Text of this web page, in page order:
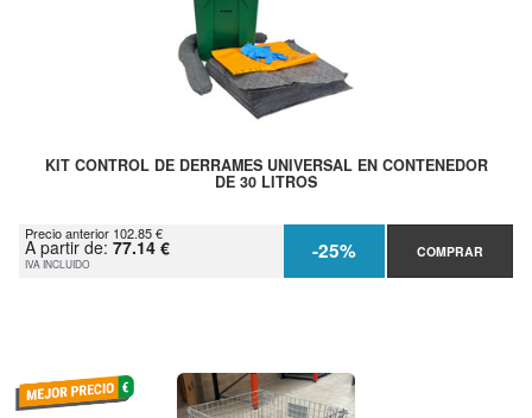
KIT CONTROL DE DERRAMES UNIVERSAL EN CONTENEDOR
DE 30 LITROS
Precio anterior 102.85 €
A partir de: 77.14 €
IVA INCLUIDO -25% COMPRAR